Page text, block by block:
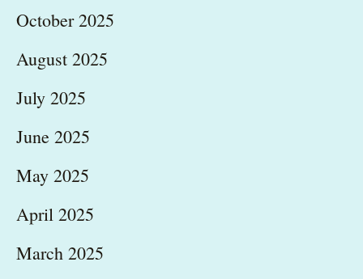
October 2025
August 2025
July 2025
June 2025
May 2025
April 2025
March 2025